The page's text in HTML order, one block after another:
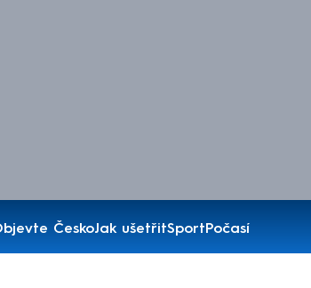
ČeskoJak ušetřitSportPočasí